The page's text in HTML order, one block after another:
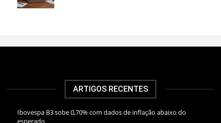
ARTIGOS RECENTES
Ibovespa B3 sobe 0,70% com dados de inflação abaixo do